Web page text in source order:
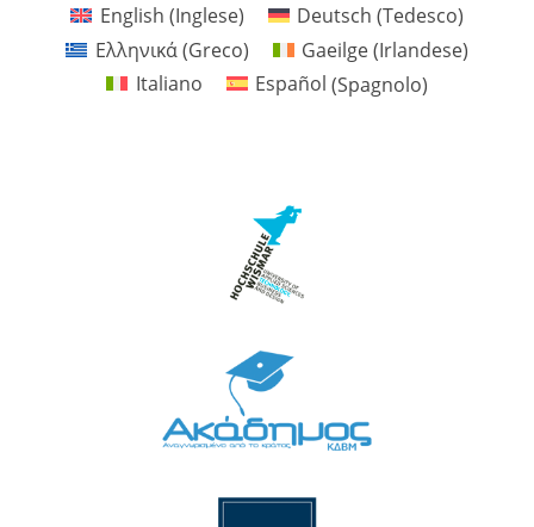
English (Inglese) Deutsch (Tedesco)
Ελληνικά(Greco) Gaeilge(Irlandese)
Italiano
Español (Spagnolo)